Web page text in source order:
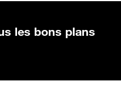
les bons plans